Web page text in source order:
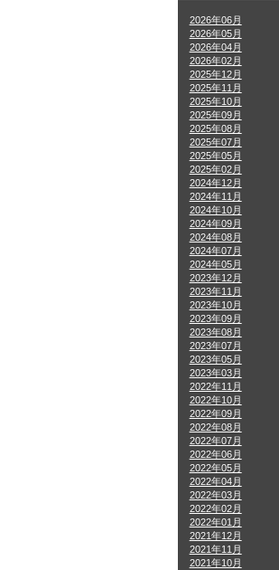
2026年06月
2026年05月
2026年04月
2026年02月
2025年12月
2025年11月
2025年10月
2025年09月
2025年08月
2025年07月
2025年05月
2025年02月
2024年12月
2024年11月
2024年10月
2024年09月
2024年08月
2024年07月
2024年05月
2023年12月
2023年11月
2023年10月
2023年09月
2023年08月
2023年07月
2023年05月
2023年03月
2022年11月
2022年10月
2022年09月
2022年08月
2022年07月
2022年06月
2022年05月
2022年04月
2022年03月
2022年02月
2022年01月
2021年12月
2021年11月
2021年10月